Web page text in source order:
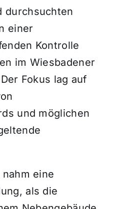
durchsuchten
einer
Kontrolle
im Wiesbadener
Fokus lag auf
und möglichen
eine
als die